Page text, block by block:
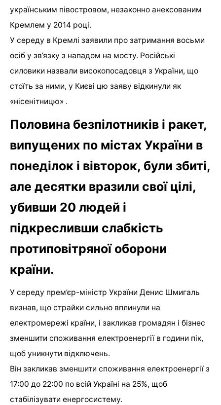
українським півостровом, незаконно анексованим
Кремлем у 2014 році.
У середу в Кремлі заявили про затримання восьми
осіб у зв’язку з нападом на мосту. Російські
силовики назвали високопосадовця з України, що
стоїть за ними, у Києві цю заяву відкинули як
«нісенітницю» .
Половина безпілотників і ракет,
випущених по містах України в
понеділок і вівторок, були збиті,
але десятки вразили свої цілі,
убивши 20 людей і
підкресливши слабкість
протиповітряної оборони
країни.
У середу прем’єр-міністр України Денис Шмигаль
визнав, що страйки сильно вплинули на
електромережі країни, і закликав громадян і бізнес
зменшити споживання електроенергії в години пік,
щоб уникнути відключень.
Він закликав зменшити споживання електроенергії з
17:00 до 22:00 по всій Україні на 25%, щоб
стабілізувати енергосистему.